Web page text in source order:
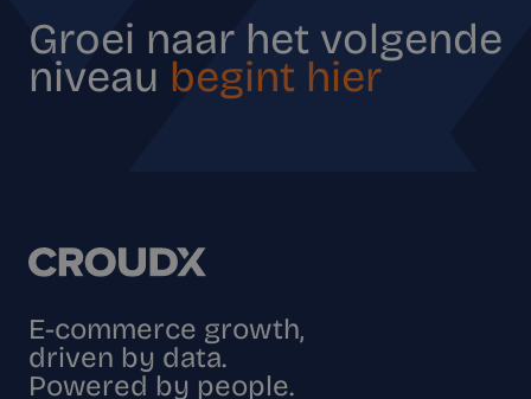
Groei naar het volgende
niveau begint hier
E-commerce growth,
driven by data.
Powered by people.